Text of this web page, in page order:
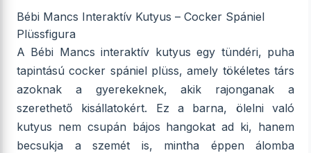
Bébi Mancs Interaktív Kutyus – Cocker Spániel
Plüssfigura
A Bébi Mancs interaktív kutyus egy tündéri, puha
tapintású cocker spániel plüss, amely tökéletes társ
azoknak a gyerekeknek, akik rajonganak a
szerethető kisállatokért. Ez a barna, ölelni való
kutyus nem csupán bájos hangokat ad ki, hanem
becsukja a szemét is, mintha éppen álomba